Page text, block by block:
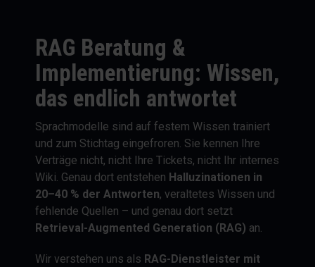
RAG Beratung &
Implementierung: Wissen,
das endlich antwortet
Sprachmodelle sind auf festem Wissen trainiert
und zum Stichtag eingefroren. Sie kennen Ihre
Verträge nicht, nicht Ihre Tickets, nicht Ihr internes
Wiki. Genau dort entstehen Halluzinationen in
20–40 % der Antworten, veraltetes Wissen und
fehlende Quellen – und genau dort setzt
Retrieval-Augmented Generation (RAG) an.
Wir verstehen uns als RAG-Dienstleister mit